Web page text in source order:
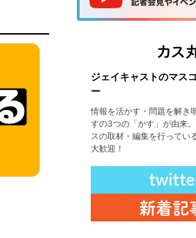
ジェイキャストのマス
ー
情報を活かす・問題を解き
すの3つの「かす」が由来
スの取材・編集を行ってい
大歓迎！